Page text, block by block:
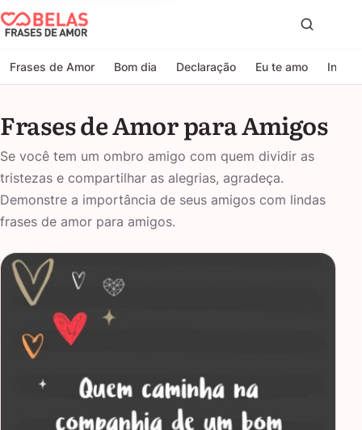
Belas Frases de Amor
Frases de Amor Bom dia Declaração Eu te amo
Frases de Amor para Amigos
Se você tem um ombro amigo com quem dividir as
tristezas e compartilhar as alegrias, agradeça.
Demonstre a importância de seus amigos com lindas
frases de amor para amigos.